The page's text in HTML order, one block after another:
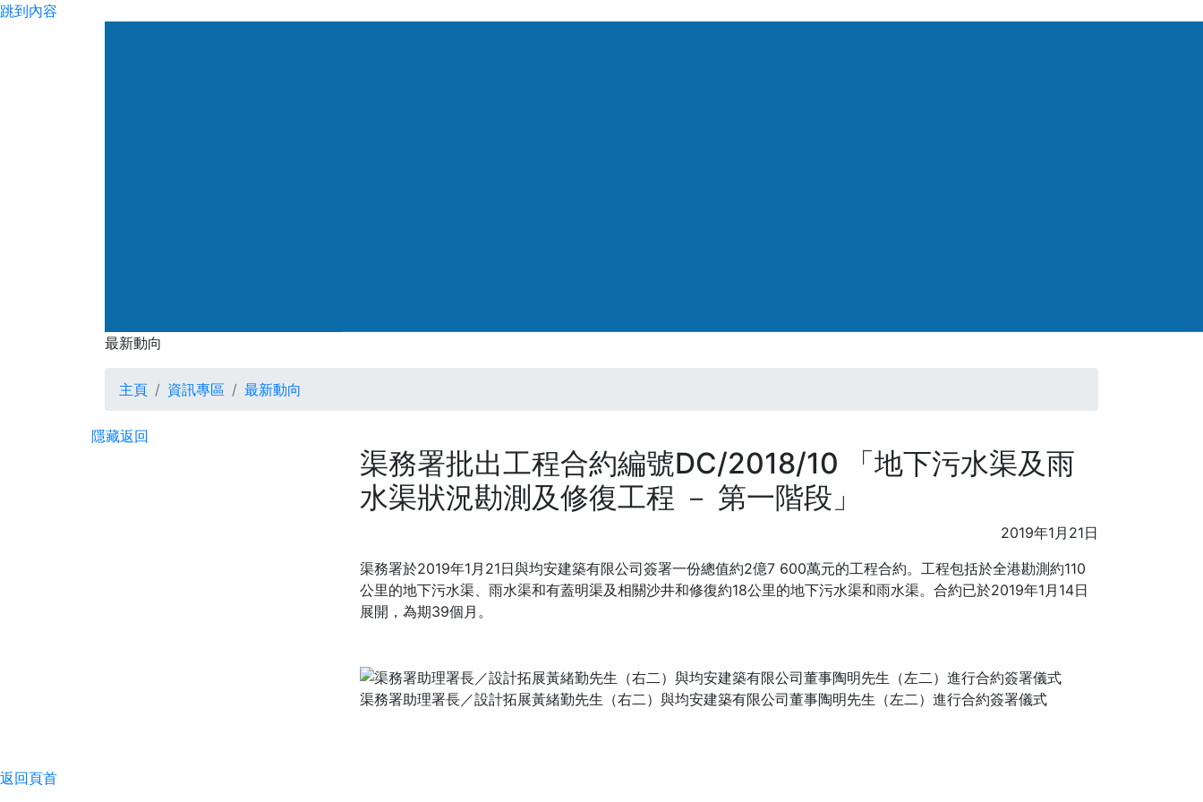
跳到內容
最新動向
最新動向
主頁 資訊專區 最新動向
隱藏返回
渠務署批出工程合約編號DC/2018/10 「地下污水渠及雨
水渠狀況勘測及修復工程 － 第一階段」
2019年1月21日
渠務署於2019年1月21日與均安建築有限公司簽署一份總值約2億7 600萬元的工程合約。工程包括於全港勘測約110
公里的地下污水渠、雨水渠和有蓋明渠及相關沙井和修復約18公里的地下污水渠和雨水渠。合約已於2019年1月14日
展開，為期39個月。
渠務署助理署長／設計拓展黃緒勤先生（右二）與均安建築有限公司董事陶明先生（左二）進行合約簽署儀式
返回頁首